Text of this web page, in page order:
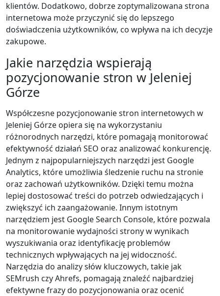
klientów. Dodatkowo, dobrze zoptymalizowana strona
internetowa może przyczynić się do lepszego
doświadczenia użytkowników, co wpływa na ich decyzje
zakupowe.
Jakie narzędzia wspierają
pozycjonowanie stron w Jeleniej
Górze
Współczesne pozycjonowanie stron internetowych w
Jeleniej Górze opiera się na wykorzystaniu
różnorodnych narzędzi, które pomagają monitorować
efektywność działań SEO oraz analizować konkurencję.
Jednym z najpopularniejszych narzędzi jest Google
Analytics, które umożliwia śledzenie ruchu na stronie
oraz zachowań użytkowników. Dzięki temu można
lepiej dostosować treści do potrzeb odwiedzających i
zwiększyć ich zaangażowanie. Innym istotnym
narzędziem jest Google Search Console, które pozwala
na monitorowanie wydajności strony w wynikach
wyszukiwania oraz identyfikację problemów
technicznych wpływających na jej widoczność.
Narzędzia do analizy słów kluczowych, takie jak
SEMrush czy Ahrefs, pomagają znaleźć najbardziej
efektywne frazy do pozycjonowania oraz ocenić